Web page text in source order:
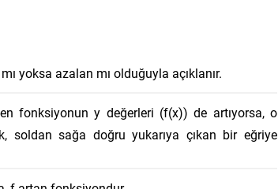
yoksa azalan mı olduğuyla açıklanır.
fonksiyonun y değerleri (f(x)) de artıyorsa, o
soldan sağa doğru yukarıya çıkan bir eğriye